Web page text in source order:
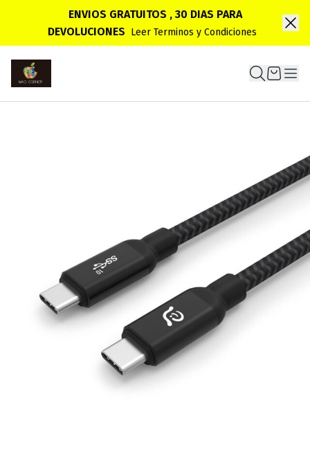
ENVIOS GRATUITOS , 30 DIAS PARA
DEVOLUCIONES Leer Terminos y Condiciones